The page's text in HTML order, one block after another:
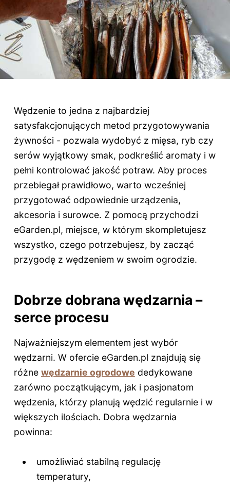
Wędzenie to jedna z najbardziej
satysfakcjonujących metod przygotowywania
żywności - pozwala wydobyć z mięsa, ryb czy
serów wyjątkowy smak, podkreślić aromaty i w
pełni kontrolować jakość potraw. Aby proces
przebiegał prawidłowo, warto wcześniej
przygotować odpowiednie urządzenia,
akcesoria i surowce. Z pomocą przychodzi
eGarden.pl, miejsce, w którym skompletujesz
wszystko, czego potrzebujesz, by zacząć
przygodę z wędzeniem w swoim ogrodzie.
Dobrze dobrana wędzarnia –
serce procesu
Najważniejszym elementem jest wybór
wędzarni. W ofercie eGarden.pl znajdują się
różne wędzarnie ogrodowe dedykowane
zarówno początkującym, jak i pasjonatom
wędzenia, którzy planują wędzić regularnie i w
większych ilościach. Dobra wędzarnia
powinna:
umożliwiać stabilną regulację
temperatury,